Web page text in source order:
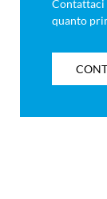
Contattaci
quanto